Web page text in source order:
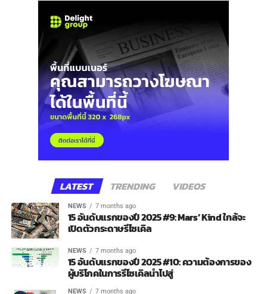
LATEST TRENDING VIDEOS
NEWS 7 months ago
15 อันดับแรกของปี 2025 #9: Mars’ Kind ใกล้จะ
เปิดตัวกระดาษรีไซเคิล
NEWS 7 months ago
15 อันดับแรกของปี 2025 #10: ความต้องการของ
ผู้บริโภคในการรีไซเคิลนำไปสู่
NEWS 7 months ago